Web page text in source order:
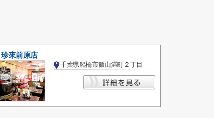
珍來前原店
千葉県船橋市飯山満町２丁目